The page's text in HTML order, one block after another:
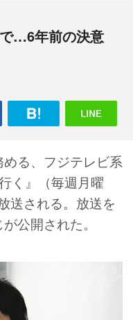
で…6年前の決意
る、フジテレビ系
く』（毎週月曜
送される。放送を
公開された。